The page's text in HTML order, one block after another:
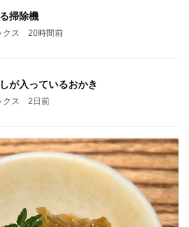
掃除機
ス 20時間前
が入っているおかき
ス 2日前